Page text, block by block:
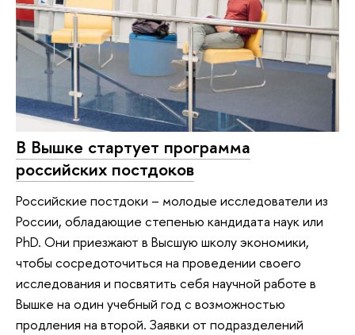
В Вышке стартует программа
российских постдоков
Российские постдоки – молодые исследователи из
России, обладающие степенью кандидата наук или
PhD. Они приезжают в Высшую школу экономики,
чтобы сосредоточиться на проведении своего
исследования и посвятить себя научной работе в
Вышке на один учебный год с возможностью
продления на второй. Заявки от подразделений